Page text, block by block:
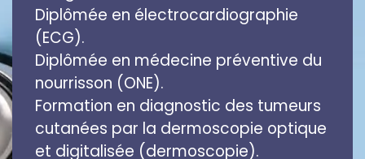
Diplômée en électrocardiographie
(ECG).
Diplômée en médecine préventive du
nourrisson (ONE).
Formation en diagnostic des tumeurs
cutanées par la dermoscopie optique
et digitalisée (dermoscopie).